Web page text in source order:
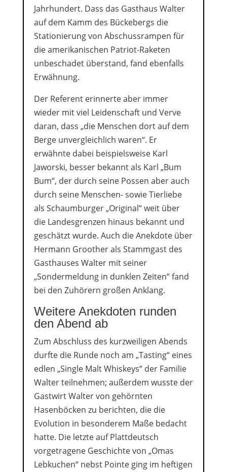
Jahrhundert. Dass das Gasthaus Walter
auf dem Kamm des Bückebergs die
Stationierung von Abschussrampen für
die amerikanischen Patriot-Raketen
unbeschadet überstand, fand ebenfalls
Erwähnung.
Der Referent erinnerte aber immer
wieder mit viel Leidenschaft und Verve
daran, dass „die Menschen dort auf dem
Berge unvergleichlich waren“. Er
erwähnte dabei beispielsweise Karl
Jaworski, besser bekannt als Karl „Bum
Bum“, der durch seine Possen aber auch
durch seine Menschen- sowie Tierliebe
als Schaumburger „Original“ weit über
die Landesgrenzen hinaus bekannt und
geschätzt wurde. Auch die Anekdote über
Hermann Groother als Stammgast des
Gasthauses Walter mit seiner
„Sondermeldung in dunklen Zeiten“ fand
bei den Zuhörern großen Anklang.
Weitere Anekdoten runden
den Abend ab
Zum Abschluss des kurzweiligen Abends
durfte die Runde noch am „Tasting“ eines
edlen „Single Malt Whiskeys“ der Familie
Walter teilnehmen; außerdem wusste der
Gastwirt Walter von gehörnten
Hasenböcken zu berichten, die die
Evolution in besonderem Maße bedacht
hatte. Die letzte auf Plattdeutsch
vorgetragene Geschichte von „Omas
Lebkuchen“ nebst Pointe ging im heftigen